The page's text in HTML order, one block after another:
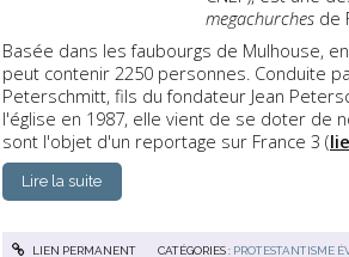
megachurches de
Basée dans les faubourgs de Mulhouse,
peut contenir 2250 personnes. Conduite
Peterschmitt, fils du fondateur Jean
l'église en 1987, elle vient de se doter de
sont l'objet d'un reportage sur France 3 (
Lire la suite
LIEN PERMANENT CATÉGORIES : PROTESTANTISME